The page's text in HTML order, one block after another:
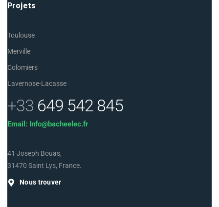
Projets
Toulouse
Merville
Colomiers
Lavernose-Lacasse
+33 649 542 845
Email: Info@bacheelec.fr
41 Joseph Bouas,
31470 Saint Lys, France.
Nous trouver